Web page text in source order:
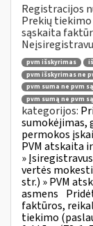
Registracijos
Prekių
sąskaita
pvm išskyrimas
pvm išskyrimas ne
pvm suma ne pvm
pvm sumą ne pvm
kategorijos:
sumokėjimas,
permokos
PVM atskaita
»
vertės
str.) » PVM
asmens
faktūros,
tiekimo